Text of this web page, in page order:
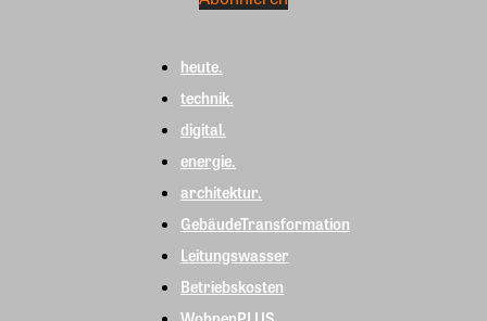
heute.
technik.
digital.
energie.
architektur.
GebäudeTransformation
Leitungswasser
Betriebskosten